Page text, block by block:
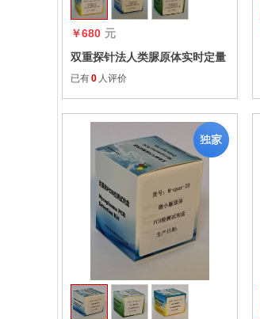
￥680 元
双重探针法人类脲原体实时定量
PCR试剂盒
已有0 人评价